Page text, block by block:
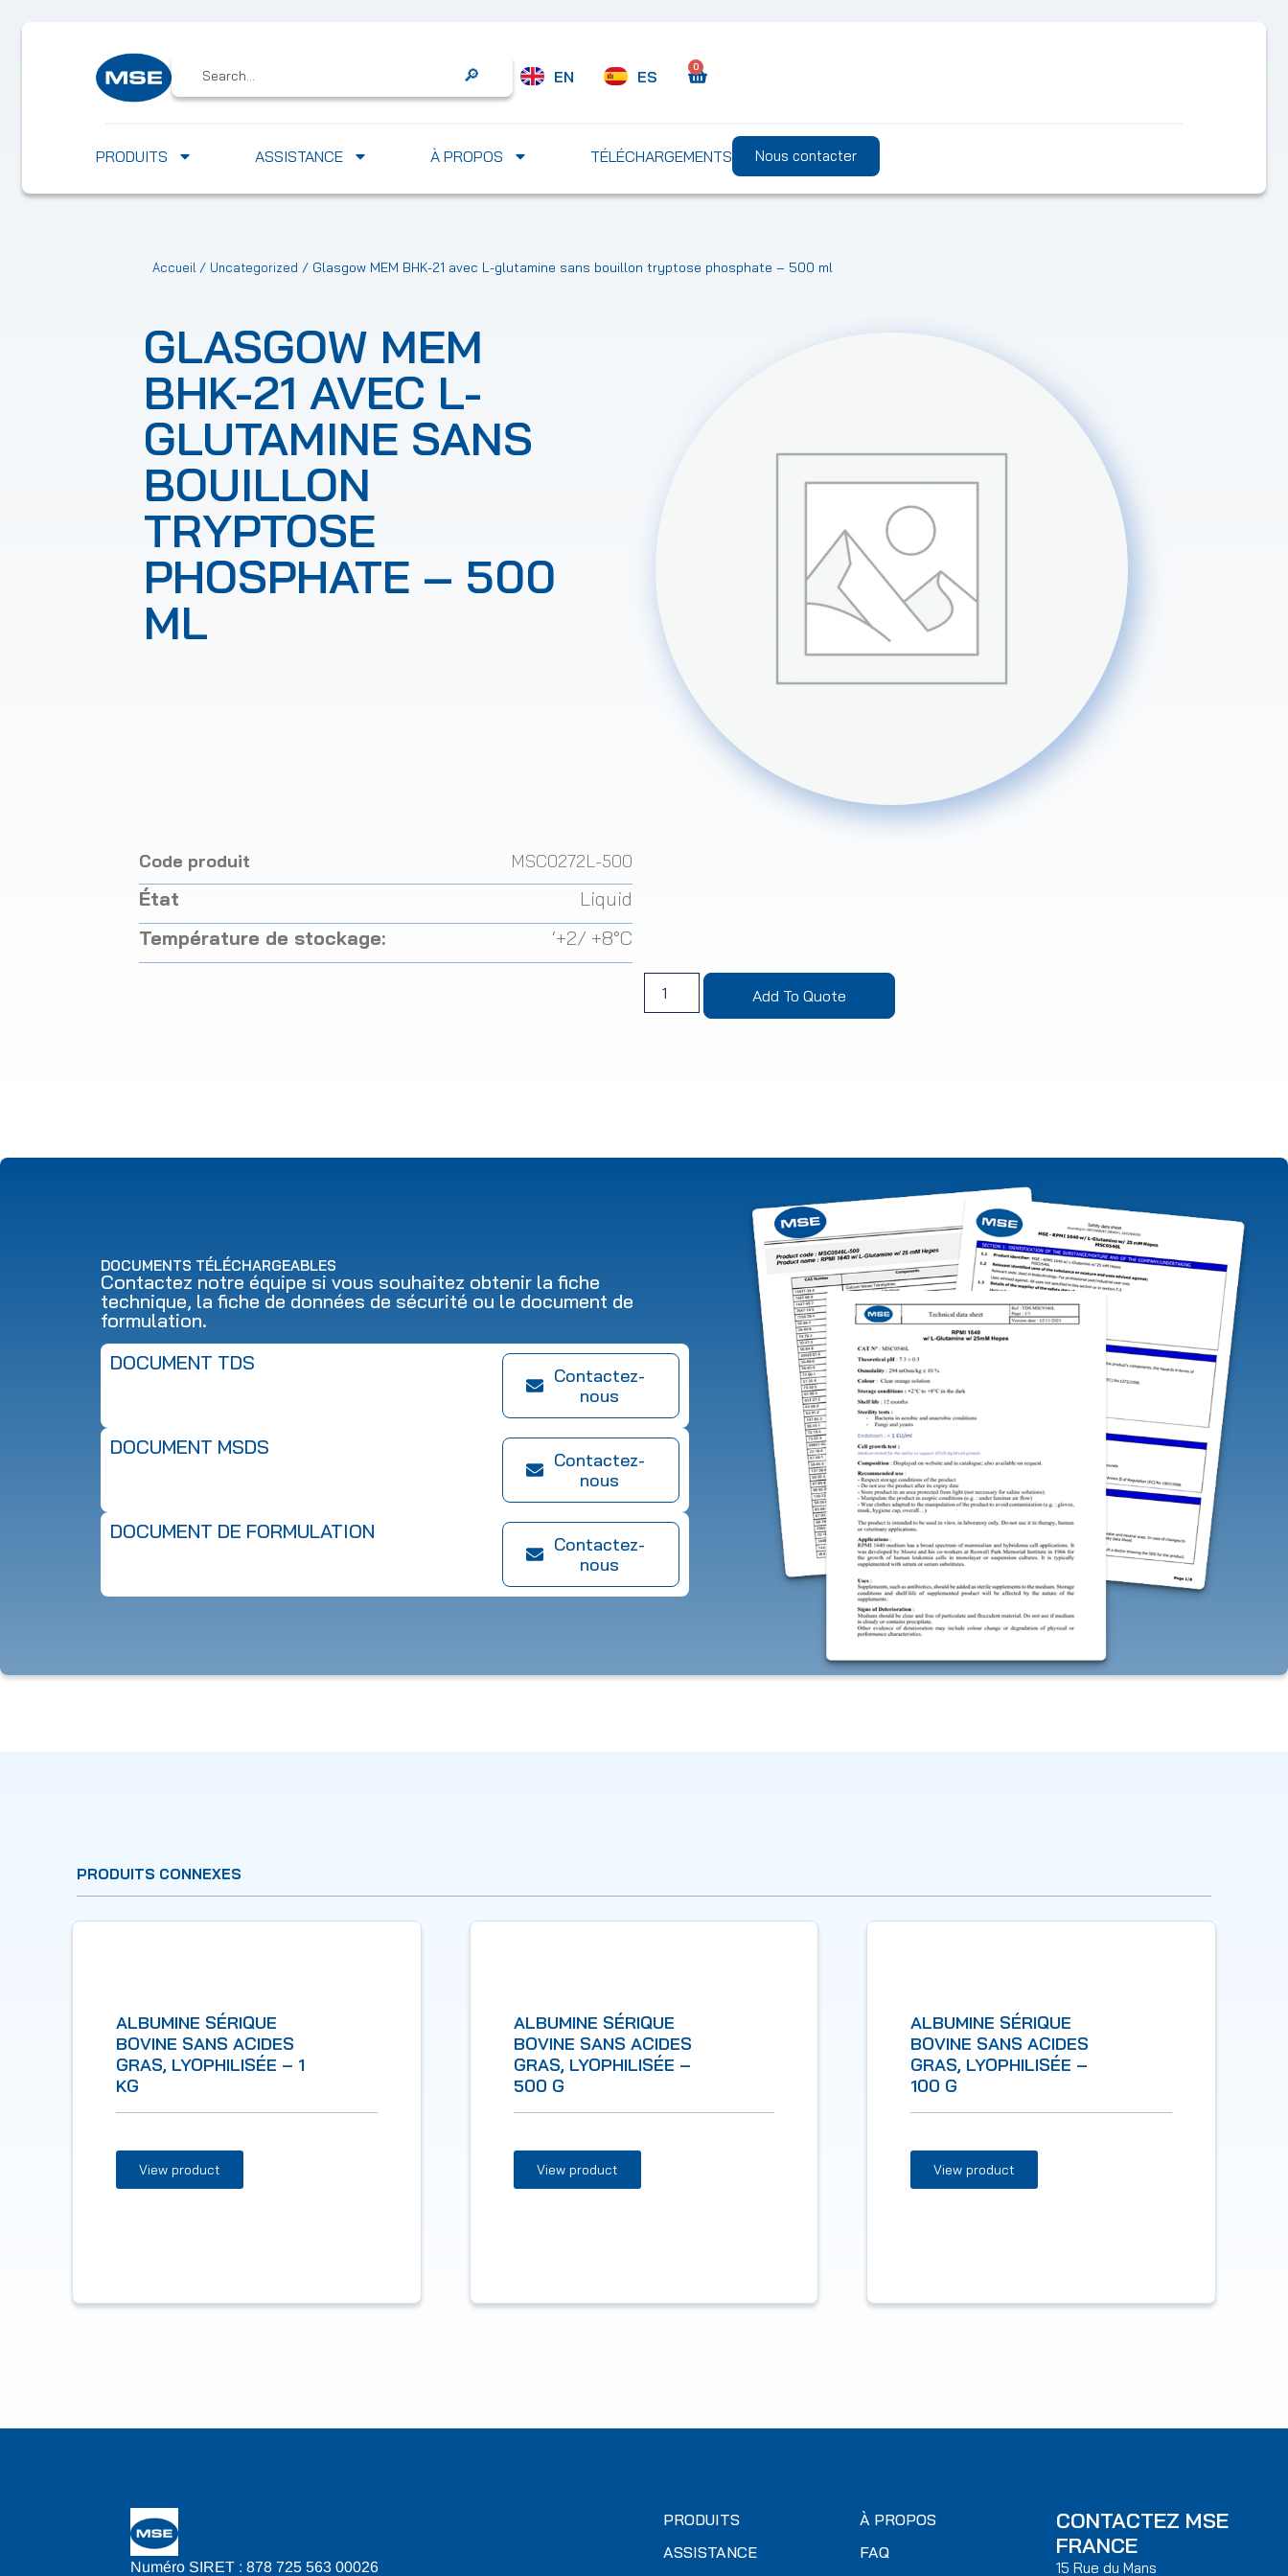
Search EN ES
0
PRODUITS ASSISTANCE À PROPOS TÉLÉCHARGEMENTS Nous contacter
Accueil / Uncategorized / Glasgow MEM BHK-21 avec L-glutamine sans bouillon tryptose phosphate – 500 ml
GLASGOW MEM
BHK-21 AVEC L-
GLUTAMINE SANS
BOUILLON
TRYPTOSE
PHOSPHATE – 500
ML
Code produit MSC0272L-500
État
Liquid
Température de stockage:
‘+2/ +8°C
Add To Quote
DOCUMENTS TÉLÉCHARGEABLES
Contactez notre équipe si vous souhaitez obtenir la fiche
technique, la fiche de données de sécurité ou le document de
formulation.
Contactez-
nous
DOCUMENT TDS
Contactez-
nous
DOCUMENT MSDS
Contactez-
nous
DOCUMENT DE FORMULATION
PRODUITS CONNEXES
ALBUMINE SÉRIQUE
BOVINE SANS ACIDES
GRAS, LYOPHILISÉE – 1
KG
View product
ALBUMINE SÉRIQUE
BOVINE SANS ACIDES
GRAS, LYOPHILISÉE –
500 G
View product
ALBUMINE SÉRIQUE
BOVINE SANS ACIDES
GRAS, LYOPHILISÉE –
100 G
View product
Numéro SIRET : 878 725 563 00026
PRODUITS
ASSISTANCE
À PROPOS
FAQ
CONTACTEZ MSE
FRANCE
15 Rue du Mans